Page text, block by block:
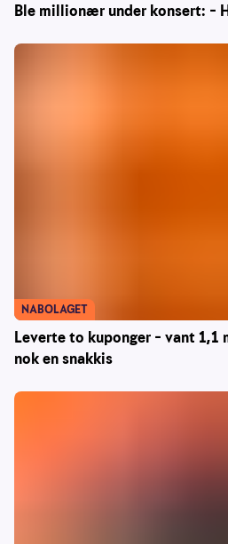
Ble millionær under konsert: –
Leverte to kuponger – vant
nok en snakkis
NABOLAGET